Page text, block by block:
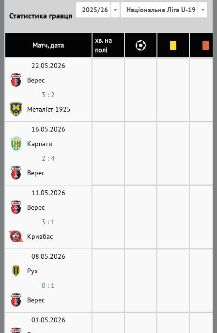
Статистика гравця
2025/26 Національна Ліга U-19
Матч, дата
хв. на
полі
22.05.2026
Верес
3 : 2
Металіст 1925
16.05.2026
Карпати
2 : 4
Верес
11.05.2026
Верес
3 : 1
Кривбас
08.05.2026
Рух
0 : 1
Верес
01.05.2026